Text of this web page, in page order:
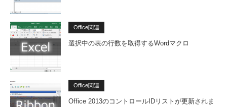
Office関連
選択中の表の行数を取得するWordマクロ
Office関連
Office 2013のコントロールIDリストが更新されま